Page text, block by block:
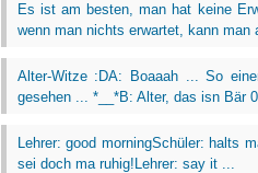
Es ist am besten, man hat keine
wenn man nichts erwartet, kann man
Alter-Witze :DA: Boaaah ... So
gesehen ... *__*B: Alter, das isn Bär
Lehrer: good morningSchüler: halts
sei doch ma ruhig!Lehrer: say it ...